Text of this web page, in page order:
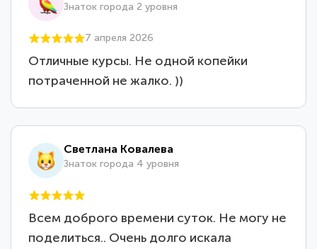
Знаток города 2 уровня
7 апреля 2026
Отличные курсы. Не одной копейки
потраченной не жалко. ))
Светлана Ковалева
Знаток города 4 уровня
Всем доброго времени суток. Не могу не
поделиться.. Очень долго искала